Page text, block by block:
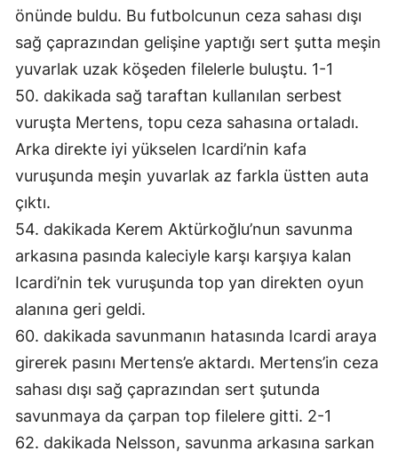
önünde buldu. Bu futbolcunun ceza sahası dışı
sağ çaprazından gelişine yaptığı sert şutta meşin
yuvarlak uzak köşeden filelerle buluştu. 1-1
50. dakikada sağ taraftan kullanılan serbest
vuruşta Mertens, topu ceza sahasına ortaladı.
Arka direkte iyi yükselen Icardi’nin kafa
vuruşunda meşin yuvarlak az farkla üstten auta
çıktı.
54. dakikada Kerem Aktürkoğlu’nun savunma
arkasına pasında kaleciyle karşı karşıya kalan
Icardi’nin tek vuruşunda top yan direkten oyun
alanına geri geldi.
60. dakikada savunmanın hatasında Icardi araya
girerek pasını Mertens’e aktardı. Mertens’in ceza
sahası dışı sağ çaprazından sert şutunda
savunmaya da çarpan top filelere gitti. 2-1
62. dakikada Nelsson, savunma arkasına sarkan